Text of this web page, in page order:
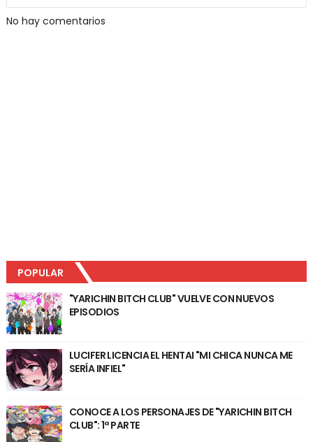
No hay comentarios
POPULAR
"YARICHIN BITCH CLUB" VUELVE CON NUEVOS
EPISODIOS
LUCIFER LICENCIA EL HENTAI "MI CHICA NUNCA ME
SERÍA INFIEL"
CONOCE A LOS PERSONAJES DE "YARICHIN BITCH
CLUB": 1ª PARTE